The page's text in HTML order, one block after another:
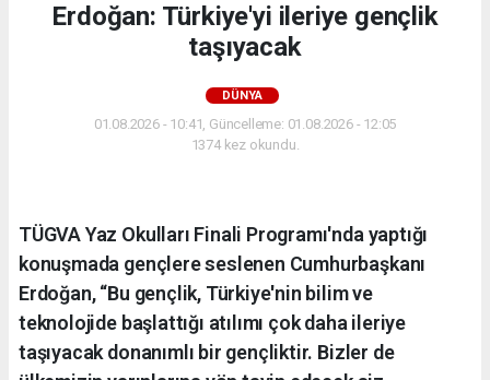
Erdoğan: Türkiye'yi ileriye gençlik
taşıyacak
DÜNYA
01.08.2026 - 10:41, Güncelleme: 01.08.2026 - 12:05
1374 kez okundu.
TÜGVA Yaz Okulları Finali Programı'nda yaptığı
konuşmada gençlere seslenen Cumhurbaşkanı
Erdoğan, “Bu gençlik, Türkiye'nin bilim ve
teknolojide başlattığı atılımı çok daha ileriye
taşıyacak donanımlı bir gençliktir. Bizler de